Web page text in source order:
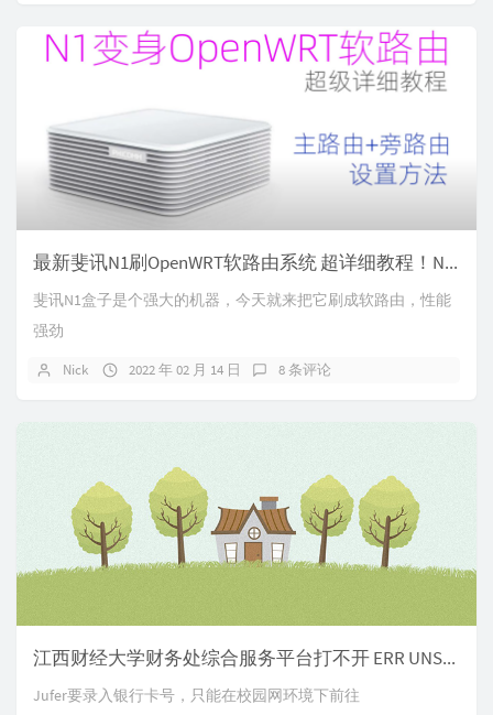
最新斐讯N1刷OpenWRT软路由系统 超详细教程！N1主路由+旁路由设置/N1刷路由器
斐讯N1盒子是个强大的机器，今天就来把它刷成软路由，性能
强劲
Nick 2022 年 02 月 14 日 8 条评论
江西财经大学财务处综合服务平台打不开 ERR UNSAFE PORT
Jufer要录入银行卡号，只能在校园网环境下前往